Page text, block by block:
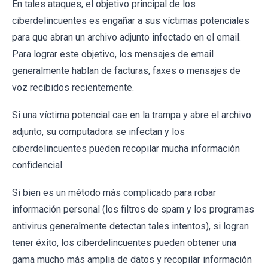
En tales ataques, el objetivo principal de los
ciberdelincuentes es engañar a sus víctimas potenciales
para que abran un archivo adjunto infectado en el email.
Para lograr este objetivo, los mensajes de email
generalmente hablan de facturas, faxes o mensajes de
voz recibidos recientemente.
Si una víctima potencial cae en la trampa y abre el archivo
adjunto, su computadora se infectan y los
ciberdelincuentes pueden recopilar mucha información
confidencial.
Si bien es un método más complicado para robar
información personal (los filtros de spam y los programas
antivirus generalmente detectan tales intentos), si logran
tener éxito, los ciberdelincuentes pueden obtener una
gama mucho más amplia de datos y recopilar información